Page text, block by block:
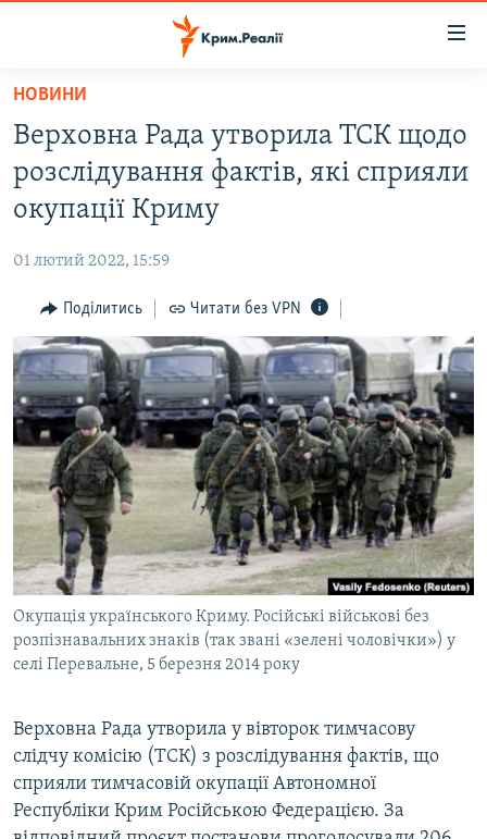
Перейти
основного
матеріалу
Перейти
до
основної
Перейти
пошуку
ВОДА.КРИМ
ВІДЕО ТА ФОТО
БЛОГИ
ПОГЛЯД
ІНТЕРВ'Ю
ВСЕ ЗА ДЕНЬ
СПЕЦПРОЕКТИ
ДЕПОРТАЦІЯ
ВІДЕОУРОКИ «ELIFBE»
СВІДЧЕННЯ ОКУПАЦІЇ
УКРАЇНСЬКА ПРОБЛЕМА КРИМУ
ІНФОГРАФІКА
ЯК ОБІЙТИ БЛОКУВАННЯ
Русский
Qırımtatar
ДОЛУЧАЙСЯ!
Усі сайти RFE/RL
НОВИНИ
Верховна Рада утворила ТСК щодо
розслідування фактів, які сприяли
окупації Криму
01 лютий 2022, 15:59
Поділитись Читати без VPN
Окупація українського Криму. Російські військові без
розпізнавальних знаків (так звані «зелені чоловічки») у
селі Перевальне, 5 березня 2014 року
Верховна Рада утворила у вівторок тимчасову
слідчу комісію (ТСК) з розслідування фактів, що
сприяли тимчасовій окупації Автономної
Республіки Крим Російською Федерацією. За